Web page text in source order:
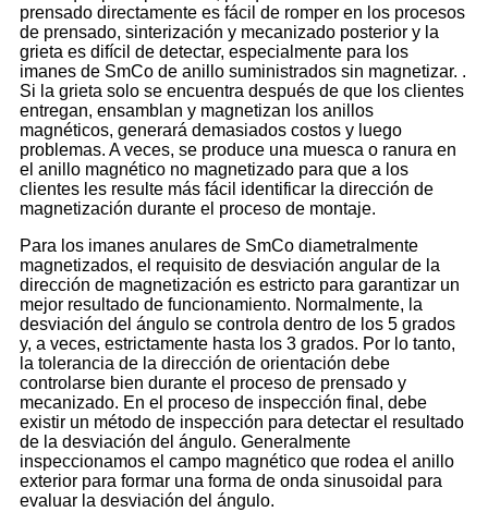
prensado directamente es fácil de romper en los procesos
de prensado, sinterización y mecanizado posterior y la
grieta es difícil de detectar, especialmente para los
imanes de SmCo de anillo suministrados sin magnetizar. .
Si la grieta solo se encuentra después de que los clientes
entregan, ensamblan y magnetizan los anillos
magnéticos, generará demasiados costos y luego
problemas. A veces, se produce una muesca o ranura en
el anillo magnético no magnetizado para que a los
clientes les resulte más fácil identificar la dirección de
magnetización durante el proceso de montaje.
Para los imanes anulares de SmCo diametralmente
magnetizados, el requisito de desviación angular de la
dirección de magnetización es estricto para garantizar un
mejor resultado de funcionamiento. Normalmente, la
desviación del ángulo se controla dentro de los 5 grados
y, a veces, estrictamente hasta los 3 grados. Por lo tanto,
la tolerancia de la dirección de orientación debe
controlarse bien durante el proceso de prensado y
mecanizado. En el proceso de inspección final, debe
existir un método de inspección para detectar el resultado
de la desviación del ángulo. Generalmente
inspeccionamos el campo magnético que rodea el anillo
exterior para formar una forma de onda sinusoidal para
evaluar la desviación del ángulo.